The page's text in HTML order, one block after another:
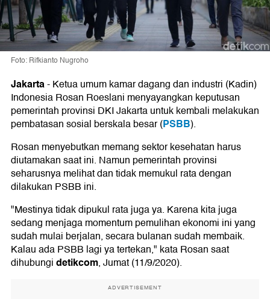
Foto: Rifkianto Nugroho
Jakarta-Ketua umum kamar dagang dan industri (Kadin)
Indonesia Rosan Roeslani menyayangkan keputusan
pemerintah provinsi DKI Jakarta untuk kembali melakukan
pembatasan sosial berskala besar (PSBB).
Rosan menyebutkan memang sektor kesehatan harus
diutamakan saat ini. Namun pemerintah provinsi
seharusnya melihat dan tidak memukul rata dengan
dilakukan PSBB ini.
"Mestinya tidak dipukul rata juga ya. Karena kita juga
sedang menjaga momentum pemulihan ekonomi ini yang
sudah mulai berjalan, secara bulanan sudah membaik.
Kalau ada PSBB lagi ya tertekan," kata Rosan saat
dihubungidetikcom, Jumat (11/9/2020).
ADVERTISEMENT